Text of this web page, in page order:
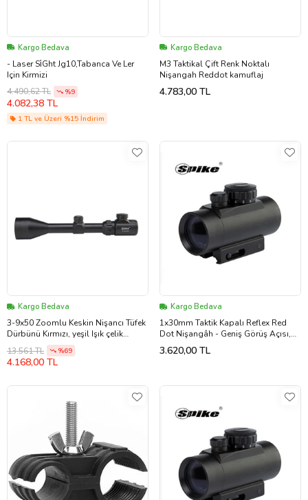
Kargo Bedava
- Laser Si̇Ght Jg10,Tabanca Ve Ler
Için Kirmizi
4.490,62 TL
%9
4.082,38 TL
1 TL ve Üzeri %15 İndirim
Kargo Bedava
M3 Taktikal Çift Renk Noktalı
Nişangah Reddot kamuflaj
4.783,00 TL
Kargo Bedava
3-9x50 Zoomlu Keskin Nişancı Tüfek
Dürbünü Kırmızı, yeşil Işık çelik
Gövde
13.561 TL %69
4.168,00 TL
Kargo Bedava
1x30mm Taktik Kapalı Reflex Red
Dot Nişangâh - Geniş Görüş Açısı,
Kırmızı Renk Nokta - 22mm
3.620,00 TL